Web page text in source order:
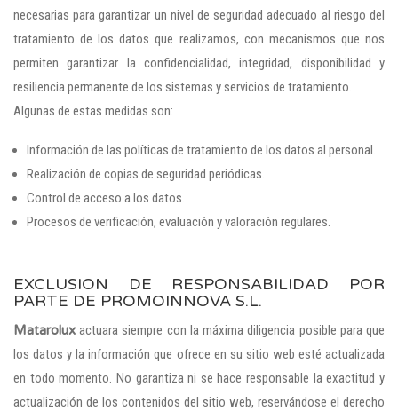
necesarias para garantizar un nivel de seguridad adecuado al riesgo del
tratamiento de los datos que realizamos, con mecanismos que nos
permiten garantizar la confidencialidad, integridad, disponibilidad y
resiliencia permanente de los sistemas y servicios de tratamiento.
Algunas de estas medidas son:
Información de las políticas de tratamiento de los datos al personal.
Realización de copias de seguridad periódicas.
Control de acceso a los datos.
Procesos de verificación, evaluación y valoración regulares.
EXCLUSION DE RESPONSABILIDAD POR
PARTE DE PROMOINNOVA S.L.
Matarolux actuara siempre con la máxima diligencia posible para que
los datos y la información que ofrece en su sitio web esté actualizada
en todo momento. No garantiza ni se hace responsable la exactitud y
actualización de los contenidos del sitio web, reservándose el derecho